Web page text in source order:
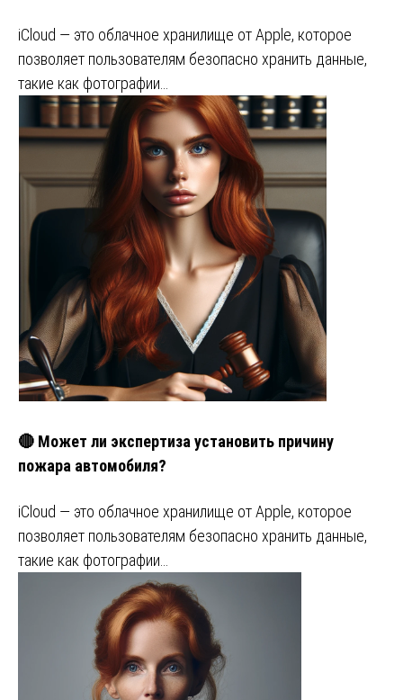
iCloud — это облачное хранилище от Apple, которое
позволяет пользователям безопасно хранить данные,
такие как фотографии…
🔴 Может ли экспертиза установить причину
пожара автомобиля?
iCloud — это облачное хранилище от Apple, которое
позволяет пользователям безопасно хранить данные,
такие как фотографии…